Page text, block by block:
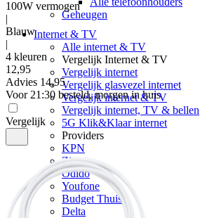
Geheugen
Internet & TV
Alle internet & TV
Vergelijk Internet & TV
Vergelijk internet
Vergelijk glasvezel internet
Vergelijk internet & TV
Vergelijk internet, TV & bellen
5G Klik&Klaar internet
Providers
KPN
Ziggo
Odido
Youfone
Budget Thuis
Delta
100W vermogen
|
Blauw
|
4 kleuren
12,95
Advies 14,95
Voor 21:30 besteld, morgen in huis
Vergelijk